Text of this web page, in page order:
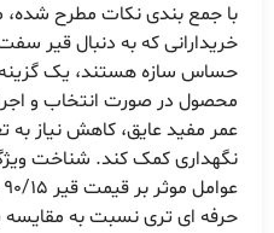
با جمع بندی نکات مطرح
خریدارانی که به دنبال قیر سفت
حساس سازه هستند، یک
محصول در صورت انتخاب و
عمر مفید عایق، کاهش نیاز به
نگهداری کمک کند. شناخت
حرفه ای تری نسبت به مقایسه